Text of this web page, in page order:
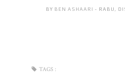
BY BEN ASHAARI- RABU,
TAGS :